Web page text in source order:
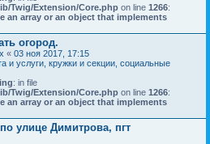
Twig/Extension/Core.php on line 1266:
an array or an object that implements
огород.
« 03 ноя 2017, 17:15
и услуги, кружки и секции, социальные
: in file
Twig/Extension/Core.php on line 1266:
an array or an object that implements
улице Димитрова, пгт